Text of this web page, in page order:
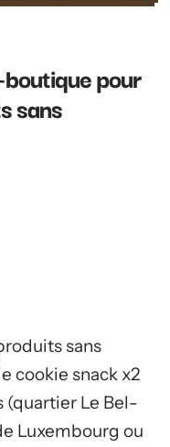
pour
sans
sans
cookie snack x2
(quartier Le Bel-
Luxembourg ou